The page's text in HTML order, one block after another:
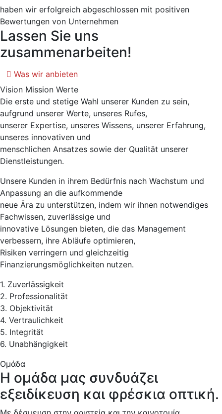
haben wir erfolgreich abgeschlossen mit positiven
Bewertungen von Unternehmen
Lassen Sie uns
zusammenarbeiten!
Was wir anbieten
Vision Mission Werte
Die erste und stetige Wahl unserer Kunden zu sein,
aufgrund unserer Werte, unseres Rufes,
unserer Expertise, unseres Wissens, unserer Erfahrung,
unseres innovativen und
menschlichen Ansatzes sowie der Qualität unserer
Dienstleistungen.
Unsere Kunden in ihrem Bedürfnis nach Wachstum und
Anpassung an die aufkommende
neue Ära zu unterstützen, indem wir ihnen notwendiges
Fachwissen, zuverlässige und
innovative Lösungen bieten, die das Management
verbessern, ihre Abläufe optimieren,
Risiken verringern und gleichzeitig
Finanzierungsmöglichkeiten nutzen.
1. Zuverlässigkeit
2. Professionalität
3. Objektivität
4. Vertraulichkeit
5. Integrität
6. Unabhängigkeit
Ομάδα
Η ομάδα μας συνδυάζει
εξειδίκευση και φρέσκια οπτική.